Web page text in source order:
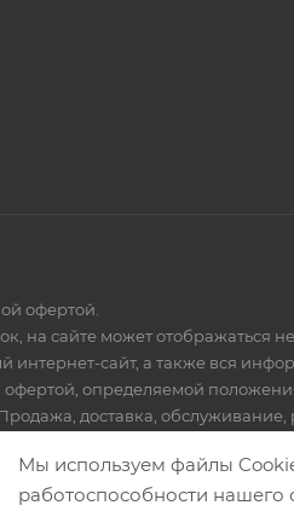
офертой.
на сайте может отображаться
сайт, а также вся
определяемой
доставка,
Мы используем файлы
работоспособности